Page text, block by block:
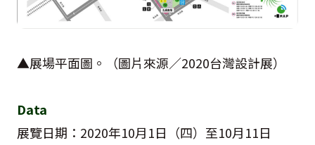
▲展場平面圖。（圖片來源／2020台灣設計展）
Data
展覽日期： 2020年10月1日（四）至10月11日